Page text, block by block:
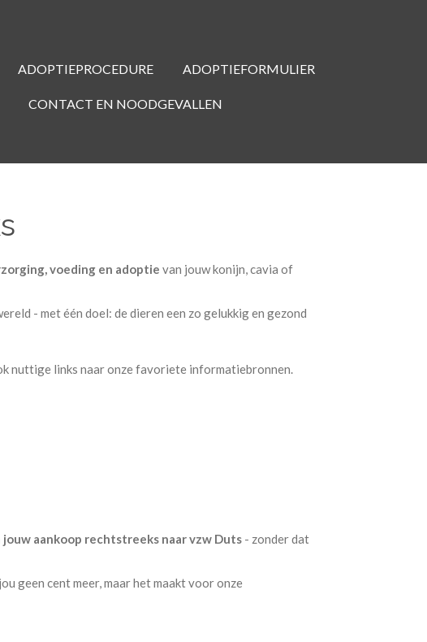
ADOPTIEPROCEDURE ADOPTIEFORMULIER
CONTACT EN NOODGEVALLEN
voeding en adoptie van jouw konijn, cavia of
- met één doel: de dieren een zo gelukkig en gezond
nuttige links naar onze favoriete informatiebronnen.
aankoop rechtstreeks naar vzw Duts - zonder dat
geen cent meer, maar het maakt voor onze